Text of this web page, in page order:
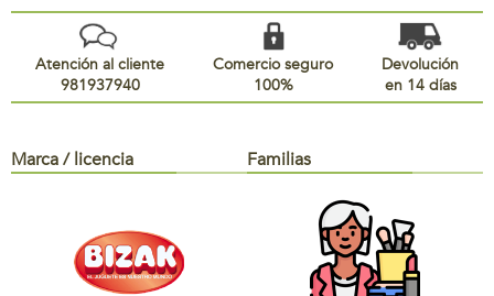
Atención al cliente
981937940
Comercio seguro
100%
Devolución
en 14 días
Marca / licencia Familias